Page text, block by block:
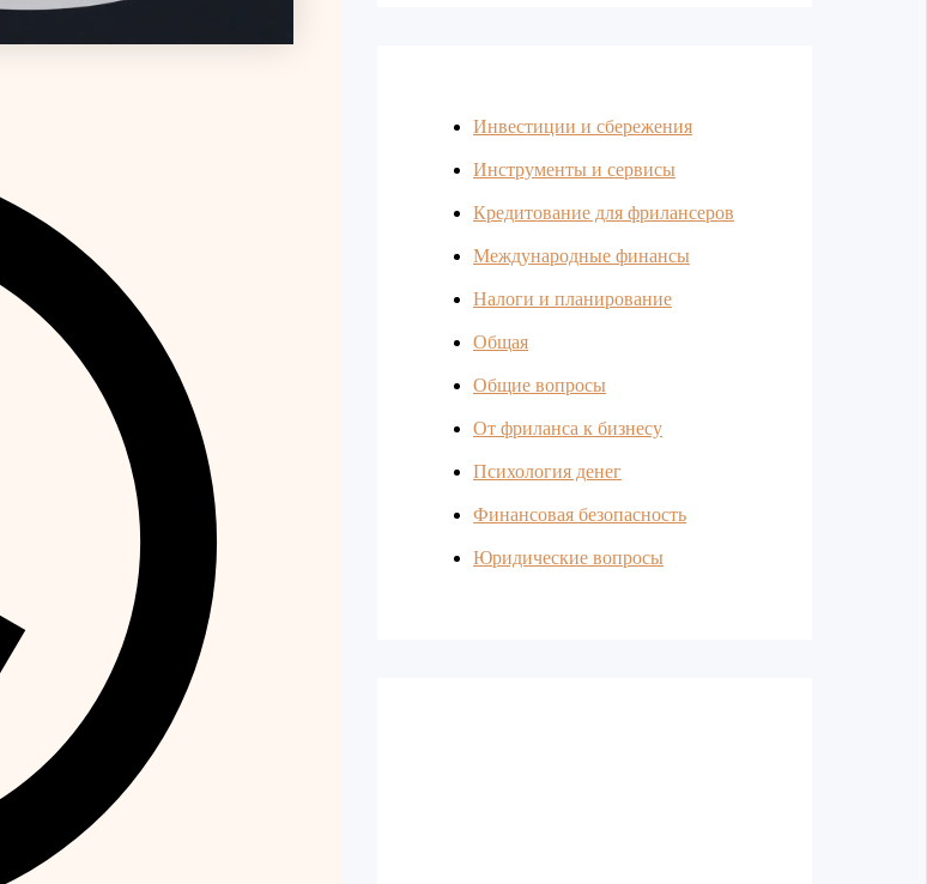
Инвестиции и сбережения
Инструменты и сервисы
Кредитование для фрилансеров
Международные финансы
Налоги и планирование
Общая
Общие вопросы
От фриланса к бизнесу
Психология денег
Финансовая безопасность
Юридические вопросы